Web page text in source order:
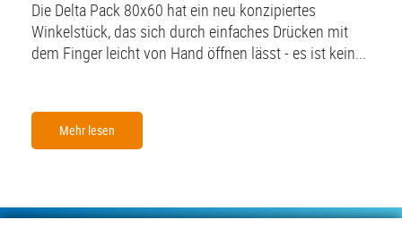
Die Delta Pack 80x60 hat ein neu konzipiertes
Winkelstück, das sich durch einfaches Drücken mit
dem Finger leicht von Hand öffnen lässt - es ist kein...
Mehr lesen